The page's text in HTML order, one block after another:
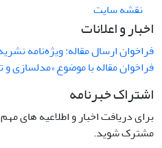
نقشه سایت
اخبار و اعلانات
فراخوان ارسال مقاله: ویژه‌نامه
فراخوان مقاله با موضوع «مدلسازی
اشتراک خبرنامه
برای دریافت اخبار و اطلاعیه های
مشترک شوید.